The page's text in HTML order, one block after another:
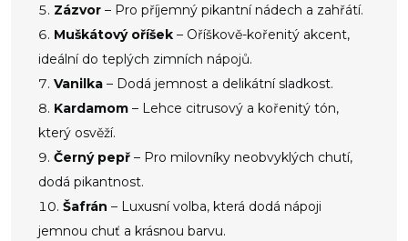
Zázvor – Pro příjemný pikantní nádech a zahřátí.
Muškátový oříšek – Oříškově-kořenitý akcent,
ideální do teplých zimních nápojů.
Vanilka – Dodá jemnost a delikátní sladkost.
Kardamom – Lehce citrusový a kořenitý tón,
který osvěží.
Černý pepř – Pro milovníky neobvyklých chutí,
dodá pikantnost.
Šafrán – Luxusní volba, která dodá nápoji
jemnou chuť a krásnou barvu.